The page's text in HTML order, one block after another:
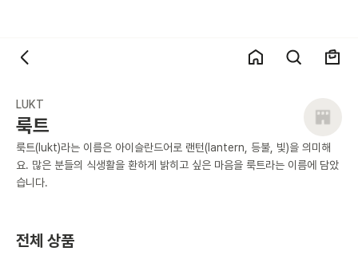
LUKT
룩트
룩트(lukt)라는 이름은 아이슬란드어로 랜턴(lantern, 등불, 빛)을 의미해
요. 많은 분들의 식생활을 환하게 밝히고 싶은 마음을 룩트라는 이름에 담았
습니다.
전체 상품